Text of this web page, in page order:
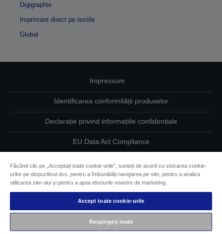
Digigraphie
Imprimare direct pe textile
Global
Impressum
Identificarea conformității produselor
Declarație privind informațiile confidențiale
EU Data Act Compliance
Informaţii despre modulele cookie
Angajamentul Epson pe linie de accesibilitate
Drepturi de autor © 2026 Seiko Epson
Făcând clic pe „Acceptați toate cookie-urile”, sunteți de acord cu stocarea cookie-
urilor pe dispozitivul dvs. pentru a îmbunătăți navigarea pe site, pentru a analiza
utilizarea site-ului și pentru a ajuta eforturile noastre de marketing.
Accept toate cookie-urile
Respingeți toate